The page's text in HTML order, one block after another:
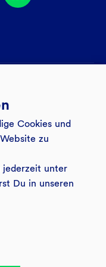
Cookies und
zu
jederzeit unter
Du in unseren